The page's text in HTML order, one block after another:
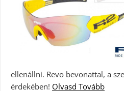
ellenállni. Revo bevonattal, a
érdekében! Olvasd Tovább